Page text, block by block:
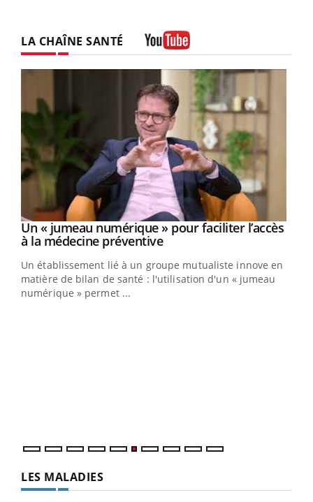
LA CHAÎNE SANTÉ
Youtube
Un « jumeau numérique » pour faciliter l’accès
à la médecine préventiveYoutube
Un établissement lié à un groupe mutualiste innove en
matière de bilan de santé : l'utilisation d'un « jumeau
numérique » permet ...
LES MALADIES